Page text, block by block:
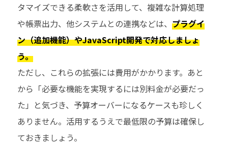
タマイズできる柔軟さを活用して、複雑な計算処理
や帳票出力、他システムとの連携などは、 プラグイ
ン（追加機能）やJavaScript開発で対応しましょ
う。
ただし、これらの拡張には費用がかかります。あと
から「必要な機能を実現するには別料金が必要だっ
た」と気づき、予算オーバーになるケースも珍しく
ありません。活用するうえで最低限の予算は確保し
ておきましょう。